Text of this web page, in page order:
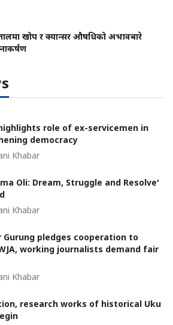
खोप र क्यान्सर औषधिको अभावबारे
role of ex-servicemen in
democracy
Khabar
Oli: Dream, Struggle and Resolve'
Khabar
Gurung pledges cooperation to
working journalists demand fair
Khabar
research works of historical Uku